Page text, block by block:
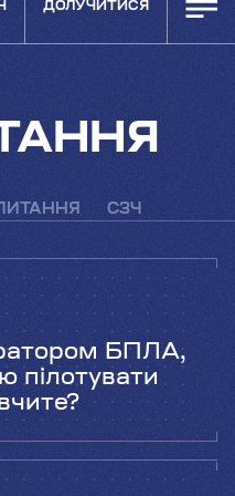
ДОЛУЧИТИСЯ
СЗЧ
БПЛА,
пілотувати
операторів з
бажання
Проте дамо